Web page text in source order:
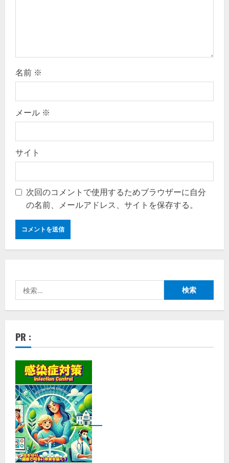
名前 ※
メール ※
サイト
次回のコメントで使用するためブラウザーに自分
の名前、メールアドレス、サイトを保存する。
索:
PR :